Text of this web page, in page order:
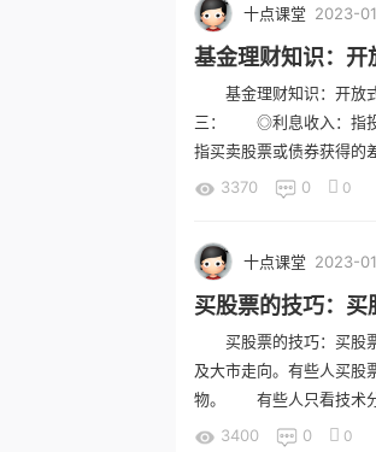
十点课堂 2023-
基金理财知识：开
基金理财知识：开放
三： ◎利息收入：指投
指买卖股票或债券获得
3370
0 0
十点课堂 2023-
买股票的技巧：买
买股票的技巧：买股
及大市走向。有些人买股
物。 有些人只看技术
3400
0 0